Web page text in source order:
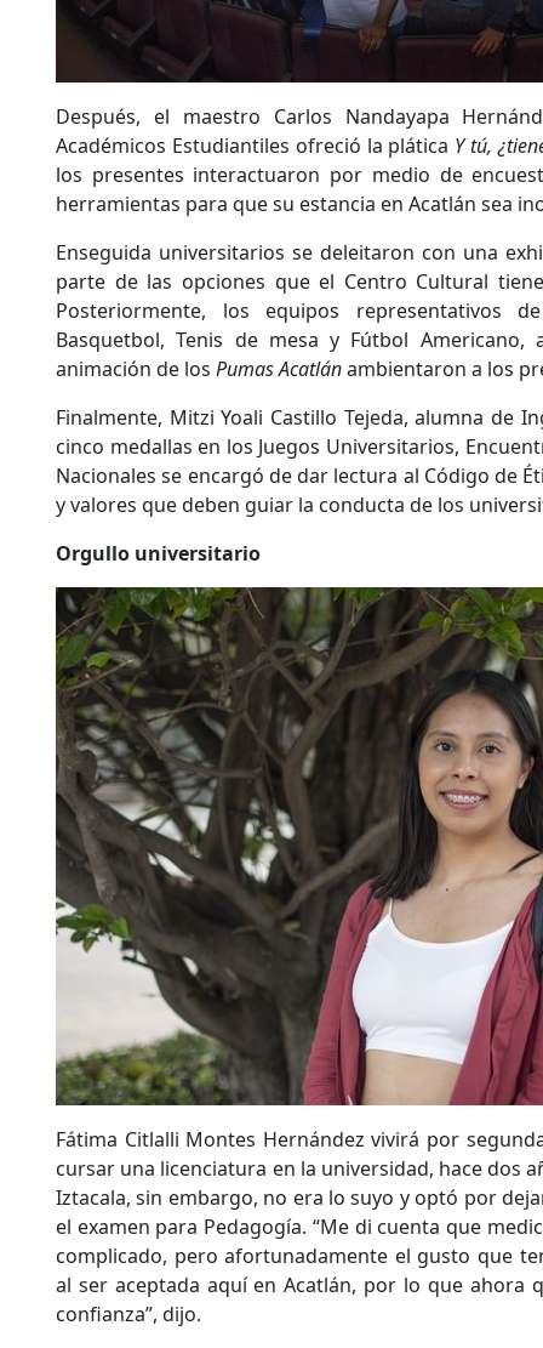
Después, el maestro Carlos Nandayapa
Académicos Estudiantiles ofreció la plática Y tú,
los presentes interactuaron por medio de
herramientas para que su estancia en Acatlán sea
Enseguida universitarios se deleitaron con una
parte de las opciones que el Centro Cultural
Posteriormente, los equipos representativos
Basquetbol, Tenis de mesa y Fútbol
animación de los Pumas Acatlánambientaron a los
Finalmente, Mitzi Yoali Castillo Tejeda, alumna de
cinco medallas en los Juegos Universitarios,
Nacionales se encargó de dar lectura al Código de
y valores que deben guiar la conducta de los
Orgullo universitario
Fátima Citlalli Montes Hernández vivirá por
cursar una licenciatura en la universidad, hace dos
Iztacala, sin embargo, no era lo suyo y optó por
el examen para Pedagogía. “Me di cuenta que
complicado, pero afortunadamente el gusto que
al ser aceptada aquí en Acatlán, por lo que ahora
confianza”, dijo.